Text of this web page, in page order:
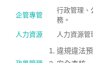
企管專管
行政管理、
務。
人力資源
人力資源管
違規違法